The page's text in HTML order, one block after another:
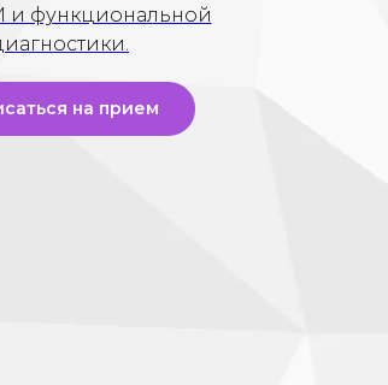
и функциональной
на прием